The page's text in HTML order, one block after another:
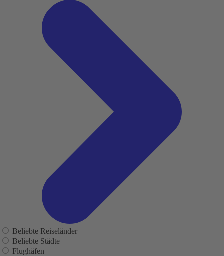
Beliebte Reiseländer
Beliebte Städte
Flughäfen